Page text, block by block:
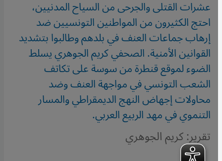
عشرات القتلى والجرحى من السياح المدنيين،
احتج الكثيرون من المواطنين التونسيين ضد
إرهاب جماعات العنف في بلدهم وطالبوا بتشديد
القوانين الأمنية. الصحفي كريم الجوهري يسلط
الضوء لموقع قنطرة من سوسة على تكاتف
الشعب التونسي في مواجهة العنف وضد
محاولات إجهاض النهج الديمقراطي والمسار
التنموي في مهد الربيع العربي.
تقرير: كريم الجوهري